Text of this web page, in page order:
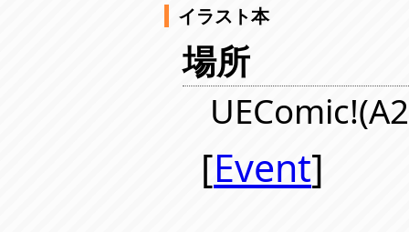
イラスト本
場所
[Event]